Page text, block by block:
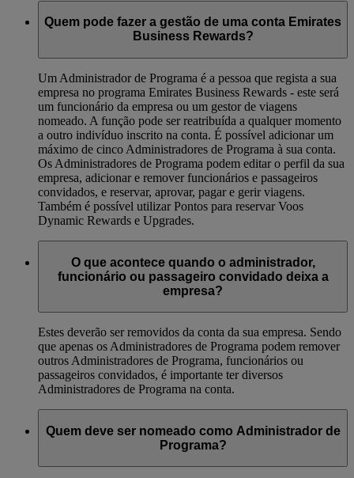
Quem pode fazer a gestão de uma conta Emirates
Business Rewards?
Um Administrador de Programa é a pessoa que regista a sua
empresa no programa Emirates Business Rewards - este será
um funcionário da empresa ou um gestor de viagens
nomeado. A função pode ser reatribuída a qualquer momento
a outro indivíduo inscrito na conta. É possível adicionar um
máximo de cinco Administradores de Programa à sua conta.
Os Administradores de Programa podem editar o perfil da sua
empresa, adicionar e remover funcionários e passageiros
convidados, e reservar, aprovar, pagar e gerir viagens.
Também é possível utilizar Pontos para reservar Voos
Dynamic Rewards e Upgrades.
O que acontece quando o administrador,
funcionário ou passageiro convidado deixa a
empresa?
Estes deverão ser removidos da conta da sua empresa. Sendo
que apenas os Administradores de Programa podem remover
outros Administradores de Programa, funcionários ou
passageiros convidados, é importante ter diversos
Administradores de Programa na conta.
Quem deve ser nomeado como Administrador de
Programa?